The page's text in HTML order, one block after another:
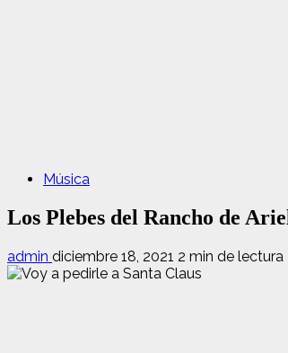
Música
Los Plebes del Rancho de
admin diciembre 18, 2021 2 min de lectura